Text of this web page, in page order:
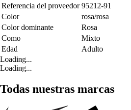
Referencia del proveedor 95212-91
Color
rosa/rosa
Color dominante
Rosa
Como
Mixto
Edad
Adulto
Loading...
Loading...
Todas nuestras marcas